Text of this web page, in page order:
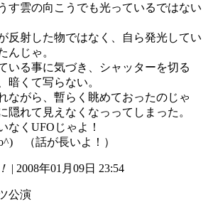
す雲の向こうでも光っているではない
反射した物ではなく、自ら発光してい
んじゃ。
いる事に気づき、シャッターを切る
暗くて写らない。
ながら、暫らく眺めておったのじゃ
隠れて見えなくなっってしまった。
なくUFOじゃよ！
（話が長いよ！）
| 2008年01月09日 23:54
公演